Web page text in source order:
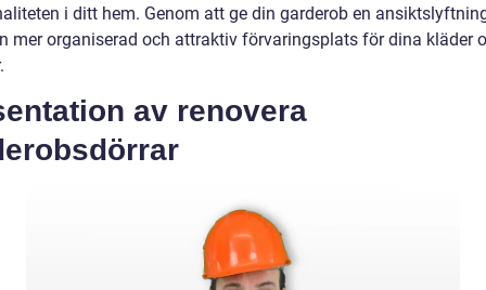
i ditt hem. Genom att ge din garderob en
mer organiserad och attraktiv förvaringsplats för dina kläder
av renovera